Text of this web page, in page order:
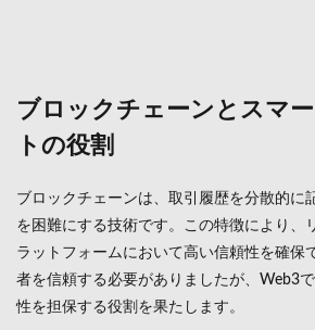
ブロックチェーンとスマ
トの役割
ブロックチェーンは、取引履歴を分散的に
を困難にする技術です。この特徴により、
ラットフォームにおいて高い信頼性を確保
者を信頼する必要がありましたが、Web3
性を担保する役割を果たします。